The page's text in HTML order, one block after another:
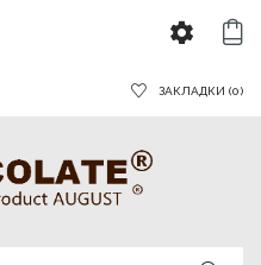
ЗАКЛАДКИ (0)